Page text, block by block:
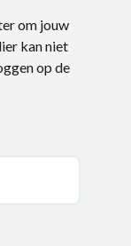
om jouw
kan niet
op de